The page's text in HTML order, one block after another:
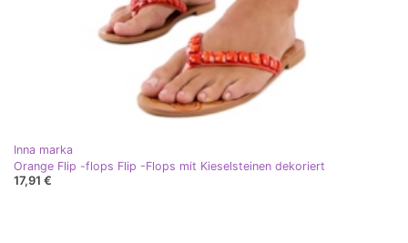
Inna marka
Orange Flip -flops Flip -Flops mit Kieselsteinen dekoriert
17,91 €